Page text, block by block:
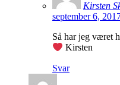
Kirsten
september 6,
Så har jeg været
Kirsten
Svar